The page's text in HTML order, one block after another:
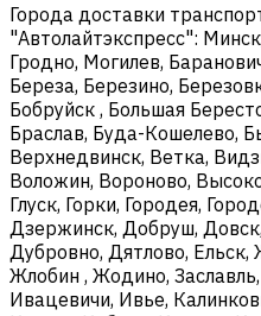
Города доставки
"Автолайтэкспресс":
Гродно, Могилев,
Береза, Березино,
Бобруйск , Большая
Браслав, Буда-Кошелево,
Верхнедвинск, Ветка,
Воложин, Вороново,
Глуск, Горки, Городея,
Дзержинск, Добруш,
Дубровно, Дятлово,
Жлобин , Жодино,
Ивацевичи, Ивье,